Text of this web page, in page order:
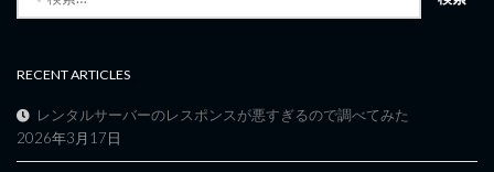
RECENT ARTICLES
レンタルサーバーのレスポンスが悪すぎるので調べてみた
2026年3月17日